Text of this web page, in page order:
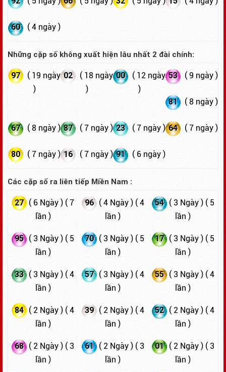
60 ( 4 ngày )
Những cặp số không xuất hiện lâu nhất 2 đài chính:
97
( 19 ngày
)
02
( 18 ngày
)
00
( 12 ngày
)
53 ( 9 ngày )
81 ( 8 ngày )
67 ( 8 ngày ) 87 ( 7 ngày ) 23 ( 7 ngày ) 64 ( 7 ngày )
80 ( 7 ngày ) 16 ( 7 ngày ) 91 ( 6 ngày )
Các cặp số ra liên tiếp Miền Nam :
27 ( 6 Ngày ) ( 7
lần )
96 ( 4 Ngày ) ( 4
lần )
54 ( 3 Ngày ) ( 5
lần )
95 ( 3 Ngày ) ( 5
lần )
70 ( 3 Ngày ) ( 5
lần )
17 ( 3 Ngày ) ( 5
lần )
33 ( 3 Ngày ) ( 4
lần )
57 ( 3 Ngày ) ( 4
lần )
55 ( 3 Ngày ) ( 4
lần )
84 ( 2 Ngày ) ( 4
lần )
39 ( 2 Ngày ) ( 4
lần )
52 ( 2 Ngày ) ( 4
lần )
68 ( 2 Ngày ) ( 3
lần )
61 ( 2 Ngày ) ( 3
lần )
01 ( 2 Ngày ) ( 3
lần )